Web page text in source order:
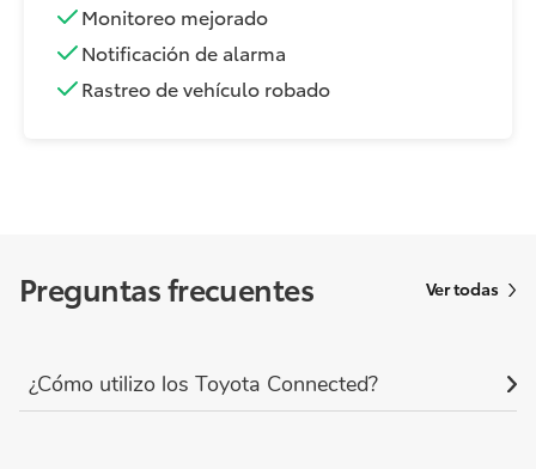
Monitoreo mejorado
Notificación de alarma
Rastreo de vehículo robado
Preguntas frecuentes Ver todas
¿Cómo utilizo los Toyota Connected?